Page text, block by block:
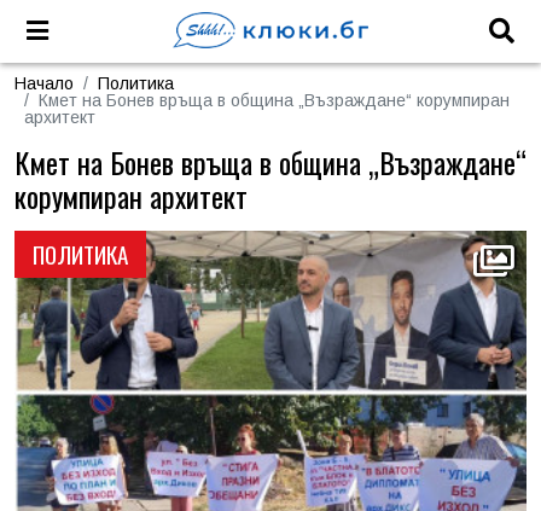
Начало
Политика
Кмет на Бонев връща в община „Възраждане“ корумпиран
архитект
ПОЛИТИКА
Кмет на Бонев връща в община „Възраждане“
корумпиран архитект